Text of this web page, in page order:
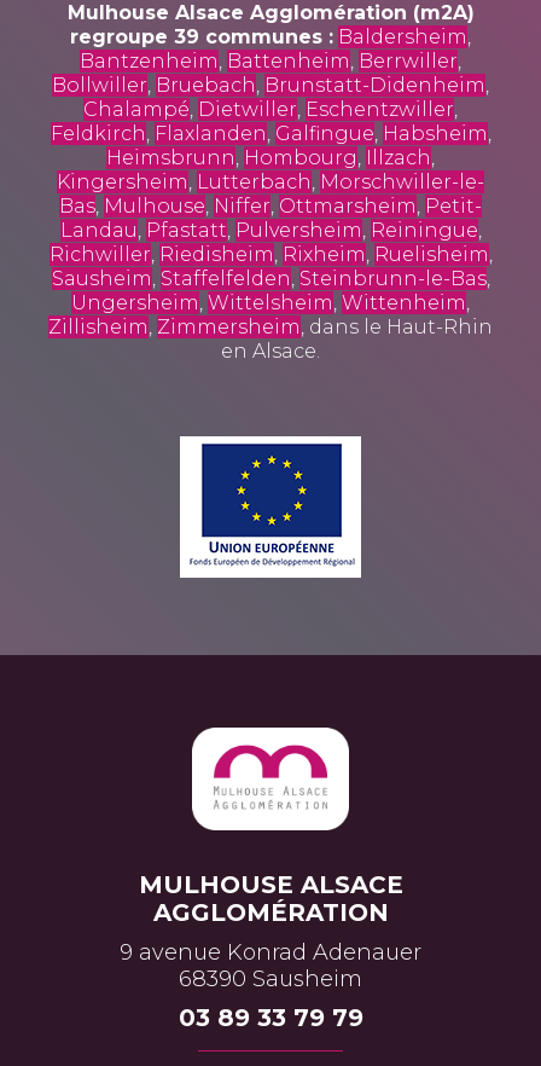
Mulhouse Alsace Agglomération (m2A)
regroupe 39 communes : Baldersheim,
Bantzenheim, Battenheim, Berrwiller,
Bollwiller, Bruebach, Brunstatt-Didenheim,
Chalampé, Dietwiller, Eschentzwiller,
Feldkirch, Flaxlanden, Galfingue, Habsheim,
Heimsbrunn, Hombourg, Illzach,
Kingersheim, Lutterbach, Morschwiller-le-
Bas, Mulhouse, Niffer, Ottmarsheim, Petit-
Landau, Pfastatt, Pulversheim, Reiningue,
Richwiller, Riedisheim, Rixheim, Ruelisheim,
Sausheim, Staffelfelden, Steinbrunn-le-Bas,
Ungersheim, Wittelsheim, Wittenheim,
Zillisheim, Zimmersheim, dans le Haut-Rhin
en Alsace.
MULHOUSE ALSACE
AGGLOMÉRATION
9 avenue Konrad Adenauer
68390 Sausheim
03 89 33 79 79